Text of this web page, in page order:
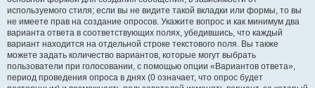
используемого стиля; если вы не видите такой вкладки или формы, то вы
не имеете прав на создание опросов. Укажите вопрос и как минимум два
варианта ответа в соответствующих полях, убедившись, что каждый
вариант находится на отдельной строке текстового поля. Вы также
можете задать количество вариантов, которые могут выбрать
пользователи при голосовании, с помощью опции «Вариантов ответа»,
период проведения опроса в днях (0 означает, что опрос будет